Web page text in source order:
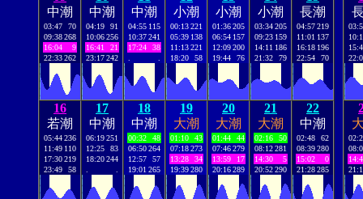
中潮
03:47
70
09:38268
16:04
9
22:33262
中潮
04:19
91
10:06256
16:41
21
23:17242
中潮
04:55 115
10:37241
17:24
38
小潮
00:13221
05:39 138
11:13221
18:20
58
小潮
01:36205
06:54 157
12:09200
19:44
76
小潮
03:34205
09:23 159
14:11 186
21:32
79
長潮
04:57219
11:01 137
16:18 196
22:54
70
16
若潮
05:44236
11:49 110
17:30219
23:49
58
17
中潮
06:19251
12:25
83
18:20244
18
中潮
00:32
48
06:50264
12:57
57
19:01 265
19
大潮
01:10
43
07:18273
13:28
34
19:39280
20
大潮
01:44
44
07:46279
13:59
17
20:16289
21
大潮
02:16
50
08:12281
14:30
5
20:52290
22
中潮
02:48
62
08:39280
15:02
0
21:28285